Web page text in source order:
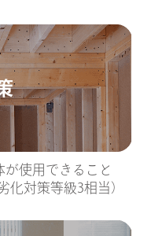
使用できること
化対策等級3相当）